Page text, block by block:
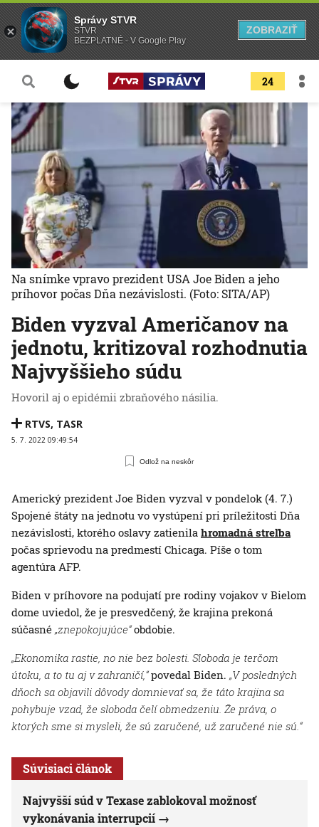
24
Biden vyzval Američanov na
jednotu, kritizoval rozhodnutia
Najvyššieho súdu
Hovoril aj o epidémii zbraňového násilia.
RTVS, TASR
5. 7. 2022 09:49:54
Odlož na neskôr
Na snímke vpravo prezident USA Joe Biden a jeho
príhovor počas Dňa nezávislosti. (Foto: SITA/AP)
Americký prezident Joe Biden vyzval v pondelok (4. 7.)
Spojené štáty na jednotu vo vystúpení pri príležitosti Dňa
nezávislosti, ktorého oslavy zatienila hromadná streľba
počas sprievodu na predmestí Chicaga. Píše o tom
agentúra AFP.
Biden v príhovore na podujatí pre rodiny vojakov v Bielom
dome uviedol, že je presvedčený, že krajina prekoná
súčasné „znepokojujúce“obdobie.
„Ekonomika rastie, no nie bez bolesti. Sloboda je terčom
útoku, a to tu aj v zahraničí,“povedal Biden. „V posledných
dňoch sa objavili dôvody domnievať sa, že táto krajina sa
pohybuje vzad, že sloboda čelí obmedzeniu. Že práva, o
ktorých sme si mysleli, že sú zaručené, už zaručené nie sú.“
Súvisiaci článok
Najvyšší súd v Texase zablokoval možnosť
vykonávania interrupcií
Správy STVR
STVR
BEZPLATNÉ - V Google Play
ZOBRAZIŤ